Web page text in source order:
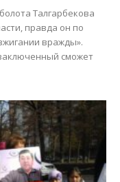
Талгарбекова
правда он по
вражды».
сможет